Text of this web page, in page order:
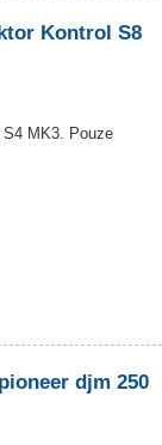
Kontrol S8
MK3. Pouze
djm 250